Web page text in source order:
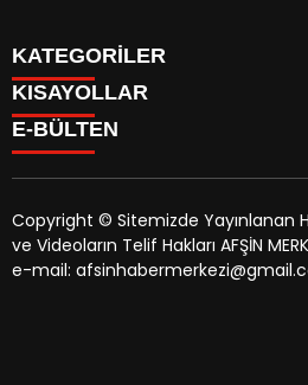
KATEGORİLER
SİYASET
EĞİTİM
MAGAZİN
MANŞETLER
ÖZEL HABER
KISAYOLLAR
SİYASET
EĞİTİM
KÜLTÜR SANAT
MAGAZİN
MANŞETLER
E-BÜLTEN
afsinhaber.com e-bültenine
duyuru ve kampanya içerikli e-
Copyright © Sitemizde Yayınlanan
ve Videoların Telif Hakları AFŞİN
e-mail: